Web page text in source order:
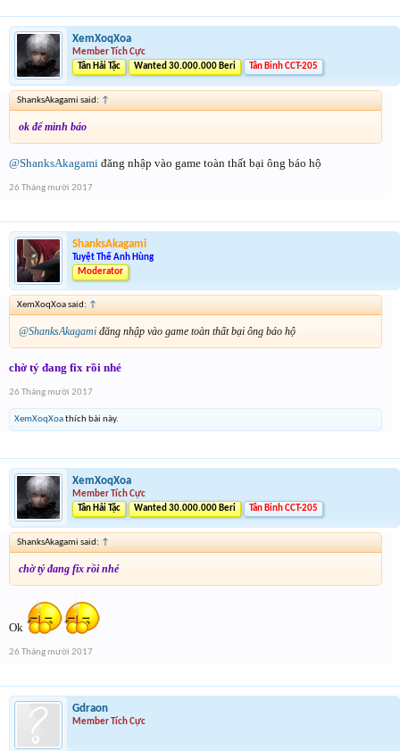
XemXoqXoa
Member Tích Cực
Tân Hải Tặc
Wanted 30.000.000 Beri Tân Binh CCT-205
ShanksAkagami said: ↑
ok để mình báo
@ShanksAkagami đăng nhập vào game toàn thất bại ông báo hộ
26 Tháng mười 2017
ShanksAkagami
Tuyệt Thế Anh Hùng
Moderator
XemXoqXoa said: ↑
@ShanksAkagami đăng nhập vào game toàn thất bại ông báo hộ
chờ tý đang fix rồi nhé
26 Tháng mười 2017
XemXoqXoathích bài này.
XemXoqXoa
Member Tích Cực
Tân Hải Tặc
Wanted 30.000.000 Beri Tân Binh CCT-205
ShanksAkagami said: ↑
chờ tý đang fix rồi nhé
Ok
26 Tháng mười 2017
Gdraon
Member Tích Cực